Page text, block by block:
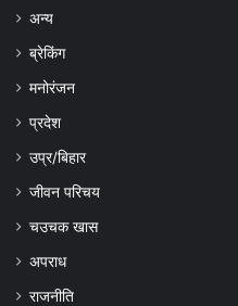
अन्य
ब्रेकिंग
मनोरंजन
प्रदेश
उप्र/बिहार
जीवन परिचय
चउचक खास
अपराध
राजनीति